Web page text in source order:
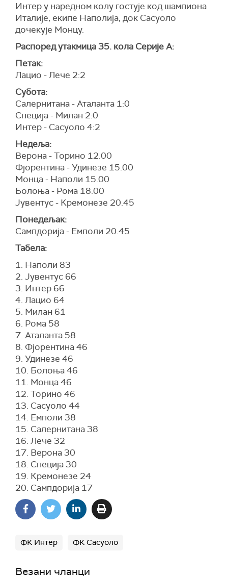
Интер у наредном колу гостује код шампиона
Италије, екипе Наполија, док Сасуоло
дочекује Монцу.
Распоред утакмица 35. кола Серије А:
Петак:
Лацио - Лече 2:2
Субота:
Салернитана - Аталанта 1:0
Специја - Милан 2:0
Интер - Сасуоло 4:2
Недеља:
Верона - Торино 12.00
Фјорентина - Удинезе 15.00
Монца - Наполи 15.00
Болоња - Рома 18.00
Јувентус - Кремонезе 20.45
Понедељак:
Сампдорија - Емполи 20.45
Табела:
1. Наполи 83
2. Јувентус 66
3. Интер 66
4. Лацио 64
5. Милан 61
6. Рома 58
7. Аталанта 58
8. Фјорентина 46
9. Удинезе 46
10. Болоња 46
11. Монца 46
12. Торино 46
13. Сасуоло 44
14. Емполи 38
15. Салернитана 38
16. Лече 32
17. Верона 30
18. Специја 30
19. Кремонезе 24
20. Сампдорија 17
ФК Интер ФК Сасуоло
Везани чланци